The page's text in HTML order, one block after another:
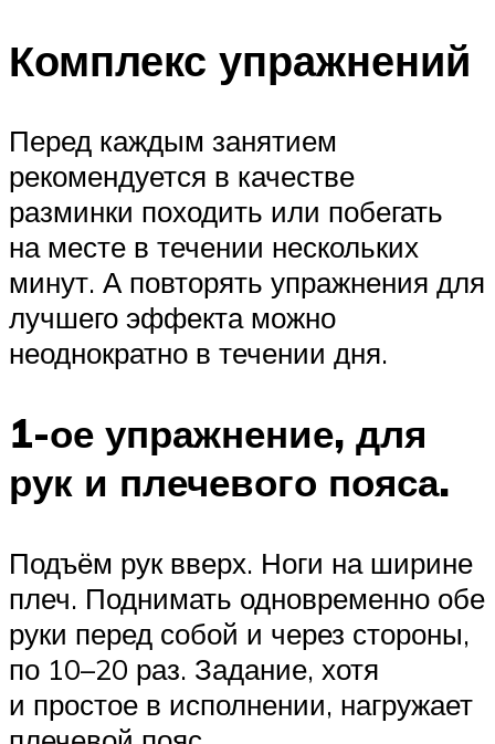
Комплекс упражнений
Перед каждым занятием
рекомендуется в качестве
разминки походить или побегать
на месте в течении нескольких
минут. А повторять упражнения для
лучшего эффекта можно
неоднократно в течении дня.
1-ое упражнение, для
рук и плечевого пояса.
Подъём рук вверх. Ноги на ширине
плеч. Поднимать одновременно обе
руки перед собой и через стороны,
по 10–20 раз. Задание, хотя
и простое в исполнении, нагружает